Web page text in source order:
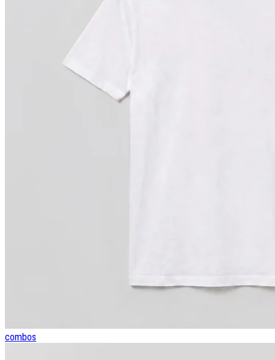
combos